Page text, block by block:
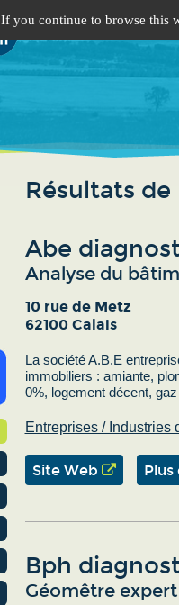
Résultats
Abe
Analyse du
10 rue de Metz
62100 Calais
La société A.B.E
immobiliers : amiante,
0%, logement décent,
Entreprises / Industries
Site Web
Bph
Géomêtre
If you continue to browse this